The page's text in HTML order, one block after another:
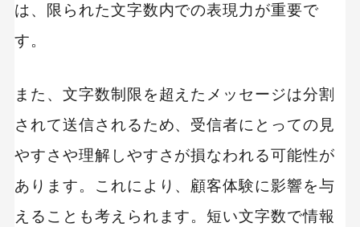
は、限られた文字数内での表現力が重要で
す。
また、文字数制限を超えたメッセージは分割
されて送信されるため、受信者にとっての見
やすさや理解しやすさが損なわれる可能性が
あります。これにより、顧客体験に影響を与
えることも考えられます。短い文字数で情報